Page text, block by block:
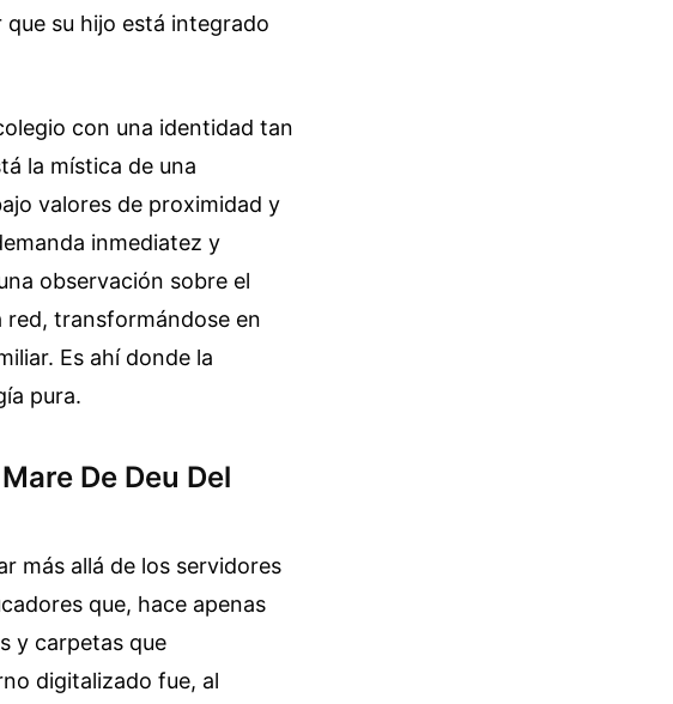
que su hijo está integrado
con una identidad tan
la mística de una
valores de proximidad y
inmediatez y
observación sobre el
red, transformándose en
Es ahí donde la
pura.
De Deu Del
más allá de los servidores
que, hace apenas
y carpetas que
digitalizado fue, al